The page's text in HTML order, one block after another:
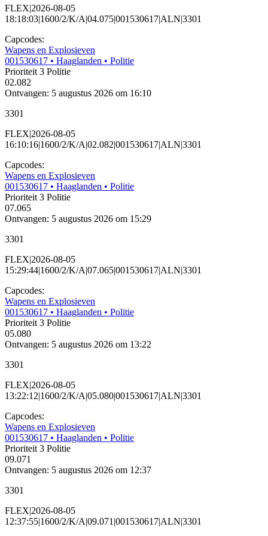
FLEX|2026-08-05
18:18:03|1600/2/K/A|04.075|001530617|ALN|3301
Capcodes:
Wapens en Explosieven
001530617 • Haaglanden • Politie
Prioriteit 3 Politie
02.082
Ontvangen: 5 augustus 2026 om 16:10
3301
FLEX|2026-08-05
16:10:16|1600/2/K/A|02.082|001530617|ALN|3301
Capcodes:
Wapens en Explosieven
001530617 • Haaglanden • Politie
Prioriteit 3 Politie
07.065
Ontvangen: 5 augustus 2026 om 15:29
3301
FLEX|2026-08-05
15:29:44|1600/2/K/A|07.065|001530617|ALN|3301
Capcodes:
Wapens en Explosieven
001530617 • Haaglanden • Politie
Prioriteit 3 Politie
05.080
Ontvangen: 5 augustus 2026 om 13:22
3301
FLEX|2026-08-05
13:22:12|1600/2/K/A|05.080|001530617|ALN|3301
Capcodes:
Wapens en Explosieven
001530617 • Haaglanden • Politie
Prioriteit 3 Politie
09.071
Ontvangen: 5 augustus 2026 om 12:37
3301
FLEX|2026-08-05
12:37:55|1600/2/K/A|09.071|001530617|ALN|3301